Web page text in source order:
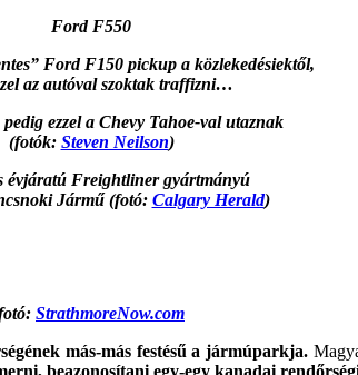
Ford F550
Ford F150 pickup a közlekedésiektől,
az autóval szoktak traffizni…
ezzel a Chevy Tahoe-val utaznak
(fotók: Steven Neilson)
évjáratú Freightliner gyártmányú
Jármű (fotó: Calgary Herald)
StrathmoreNow.com
más-más festésű a jármúparkja.